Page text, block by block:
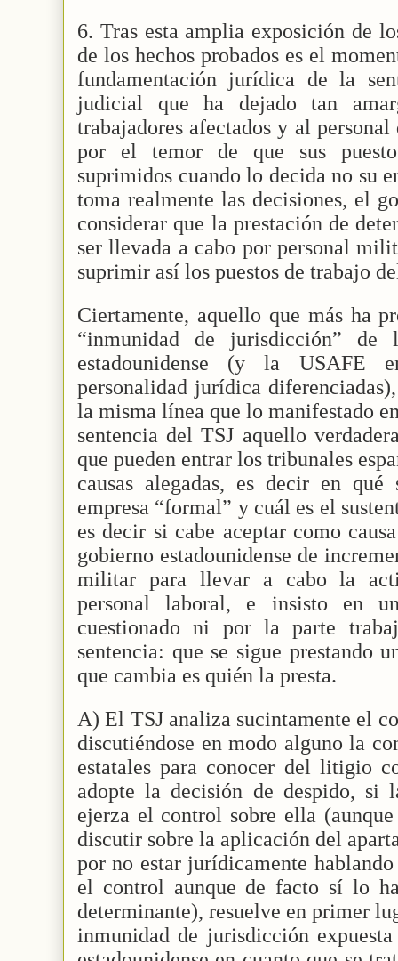
6. Tras esta amplia exposición de
de los hechos probados es el
fundamentación jurídica de la
judicial que ha dejado tan
trabajadores afectados y al personal
por el temor de que sus
suprimidos cuando lo decida no su
toma realmente las decisiones, el
considerar que la prestación de
ser llevada a cabo por personal
suprimir así los puestos de trabajo
Ciertamente, aquello que más ha
“inmunidad de jurisdicción”
estadounidense (y la USAFE
personalidad jurídica
la misma línea que lo manifestado
sentencia del TSJ aquello
que pueden entrar los tribunales
causas alegadas, es decir en
empresa “formal” y cuál es el
es decir si cabe aceptar como
gobierno estadounidense de
militar para llevar a cabo la
personal laboral, e insisto en
cuestionado ni por la parte
sentencia: que se sigue prestando
que cambia es quién la presta.
A) El TSJ analiza sucintamente el
discutiéndose en modo alguno la
estatales para conocer del litigio
adopte la decisión de despido, si
ejerza el control sobre ella
discutir sobre la aplicación del
por no estar jurídicamente
el control aunque de facto sí lo
determinante), resuelve en primer
inmunidad de jurisdicción